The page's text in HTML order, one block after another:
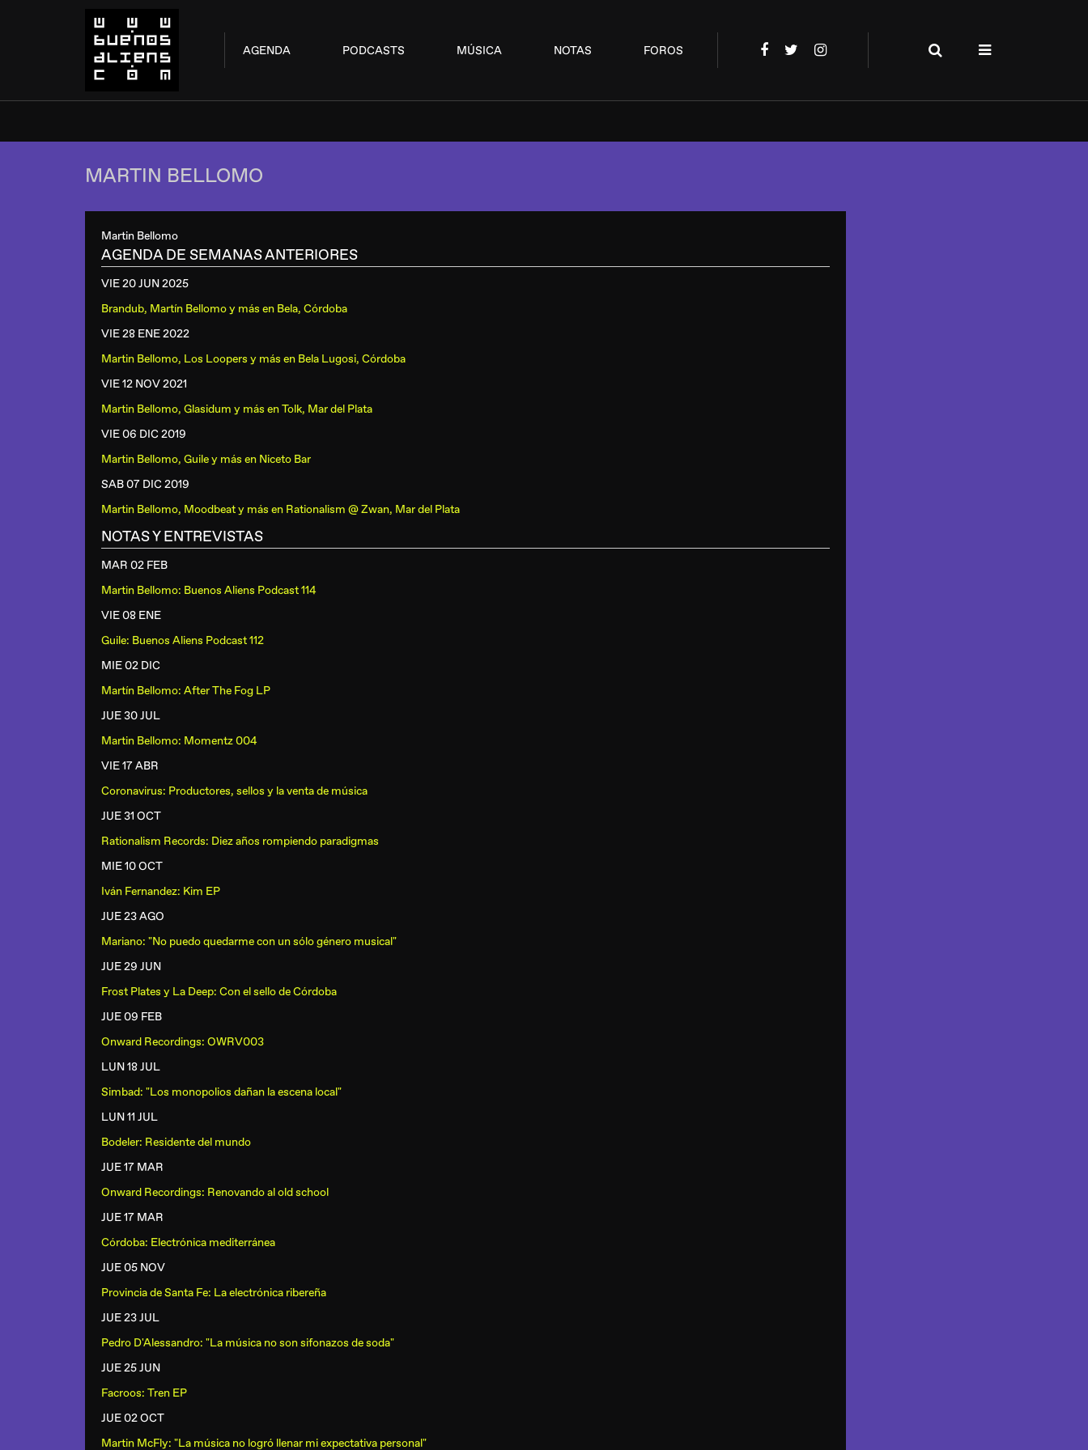
AGENDA PODCASTS MÚSICA NOTAS FOROS
MARTIN BELLOMO
Martin Bellomo
AGENDA DE SEMANAS ANTERIORES
VIE 20 JUN2025
Brandub, Martín Bellomo y más en Bela, Córdoba
VIE 28 ENE2022
Martin Bellomo, Los Loopers y más en Bela Lugosi, Córdoba
VIE 12 NOV2021
Martin Bellomo, Glasidum y más enTolk, Mar del Plata
VIE 06 DIC 2019
Martin Bellomo, Guile y más en Niceto Bar
SAB 07 DIC 2019
Martin Bellomo, Moodbeat y más en Rationalism @ Zwan, Mar del Plata
NOTAS Y ENTREVISTAS
MAR 02 FEB
Martin Bellomo: Buenos Aliens Podcast 114
VIE 08 ENE
Guile: Buenos Aliens Podcast 112
MIE 02 DIC
Martín Bellomo: After The Fog LP
JUE 30 JUL
Martin Bellomo: Momentz 004
VIE 17 ABR
Coronavirus: Productores, sellos y la venta de música
JUE 31 OCT
Rationalism Records: Diez años rompiendo paradigmas
MIE 10 OCT
Iván Fernandez: Kim EP
JUE 23 AGO
Mariano: "No puedo quedarme con un sólo género musical"
JUE 29 JUN
Frost Plates y La Deep: Con el sello de Córdoba
JUE 09 FEB
Onward Recordings: OWRV003
LUN 18 JUL
Simbad: "Los monopolios dañan la escena local"
LUN 11 JUL
Bodeler: Residente del mundo
JUE 17 MAR
Onward Recordings: Renovando al old school
JUE 17 MAR
Córdoba: Electrónica mediterránea
JUE 05 NOV
Provincia de Santa Fe: La electrónica ribereña
JUE 23 JUL
Pedro D'Alessandro: "La música no son sifonazos de soda"
JUE 25 JUN
Facroos: Tren EP
JUE 02 OCT
Martin McFly: "La música no logró llenar mi expectativa personal"